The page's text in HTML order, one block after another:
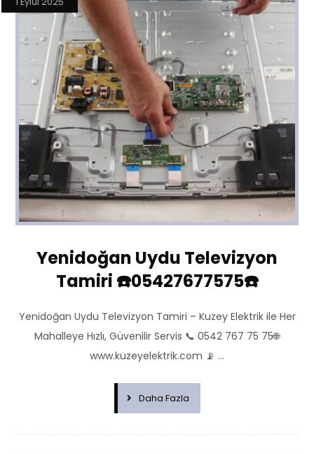
Yenidoğan Uydu Televizyon
Tamiri ☎️05427677575☎️
Yenidoğan Uydu Televizyon Tamiri – Kuzey Elektrik ile Her
Mahalleye Hızlı, Güvenilir Servis 📞 0542 767 75 75🌐
www.kuzeyelektrik.com 📡 ...
Daha Fazla